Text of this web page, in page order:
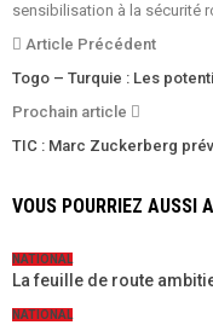
sensibilisation à la sécurité
Article Précédent
Togo – Turquie : Les
Prochain article
TIC : Marc Zuckerberg
VOUS POURRIEZ AUSSI
NATIONAL
La feuille de route
NATIONAL